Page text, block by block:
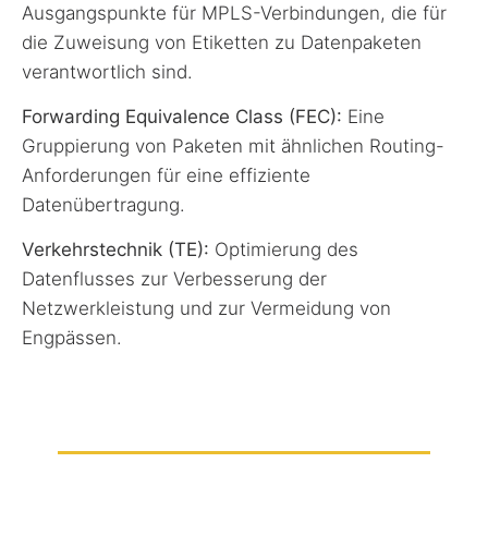
Ausgangspunkte für MPLS-Verbindungen, die für
die Zuweisung von Etiketten zu Datenpaketen
verantwortlich sind.
Forwarding Equivalence Class (FEC): Eine
Gruppierung von Paketen mit ähnlichen Routing-
Anforderungen für eine effiziente
Datenübertragung.
Verkehrstechnik (TE): Optimierung des
Datenflusses zur Verbesserung der
Netzwerkleistung und zur Vermeidung von
Engpässen.